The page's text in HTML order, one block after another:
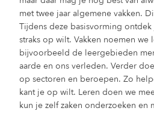
met twee jaar algemene vakken.
Tijdens deze basisvorming
straks op wilt. Vakken noemen
bijvoorbeeld de leergebieden
aarde en ons verleden. Verder
op sectoren en beroepen. Zo
kant je op wilt. Leren doen we
kun je zelf zaken onderzoeken en